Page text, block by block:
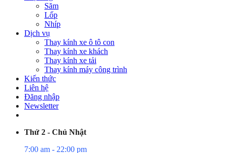
Săm
Lốp
Nhíp
Dịch vụ
Thay kính xe ô tô con
Thay kính xe khách
Thay kính xe tải
Thay kính máy công trình
Kiến thức
Liên hệ
Đăng nhập
Newsletter
Thứ 2 - Chủ Nhật
7:00 am - 22:00 pm